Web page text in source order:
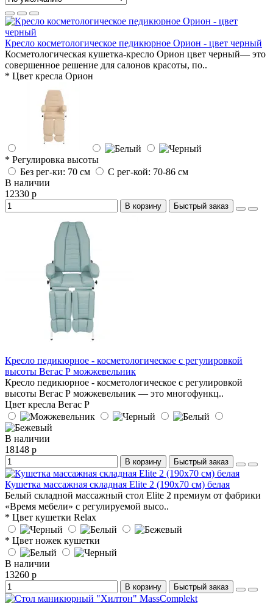
Кресло косметологическое педикюрное Орион - цвет черный
Косметологическая кушетка-кресло Орион цвет черный— это
совершенное решение для салонов красоты, по..
* Цвет кресла Орион
* Регулировка высоты
Без рег-ки: 70 см
С рег-кой: 70-86 см
В наличии
12330 р
В корзину Быстрый заказ
Кресло педикюрное - косметологическое с регулировкой
высоты Вегас Р можжевельник
Кресло педикюрное - косметологическое с регулировкой
высоты Вегас Р можжевельник — это многофункц..
Цвет кресла Вегас Р
В наличии
18148 р
В корзину Быстрый заказ
Кушетка массажная складная Elite 2 (190х70 см) белая
Белый складной массажный стол Elite 2 премиум от фабрики
«Время мебели» с регулируемой высо..
* Цвет кушетки Relax
* Цвет ножек кушетки
В наличии
13260 р
В корзину Быстрый заказ